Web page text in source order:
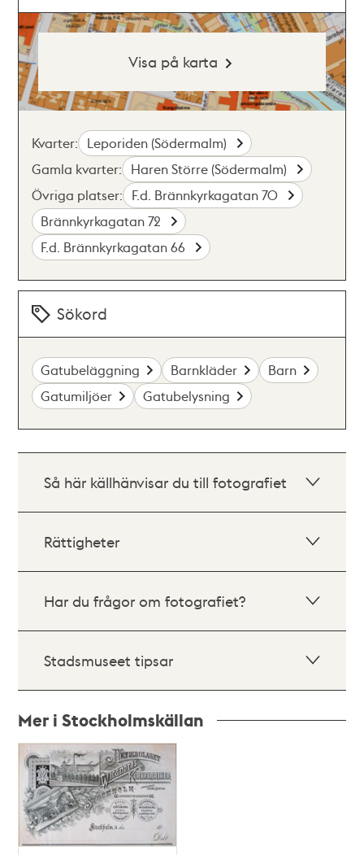
Visa på karta
Kvarter: Leporiden (Södermalm)
Gamla kvarter: Haren Större (Södermalm)
Övriga platser: F.d. Brännkyrkagatan 70
Brännkyrkagatan 72
F.d. Brännkyrkagatan 66
Sökord
Gatubeläggning Barnkläder
Barn
Gatumiljöer
Gatubelysning
Så här källhänvisar du till fotografiet
Rättigheter
Har du frågor om fotografiet?
Stadsmuseet tipsar
Mer i Stockholmskällan
Relaterade
poster
och
teman